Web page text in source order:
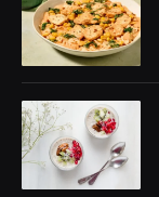
© DR